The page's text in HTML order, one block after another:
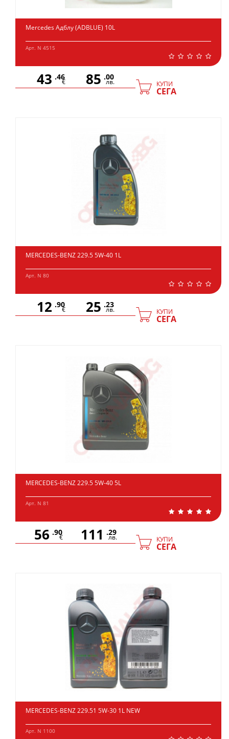
Mercedes Адблу (ADBLUE) 10L
Арт. N 4515
43 .46
€ 85 .00
лв. КУПИ
СЕГА
MERCEDES-BENZ 229.5 5W-40 1L
Арт. N 80
12 .90
€ 25 .23
лв. КУПИ
СЕГА
MERCEDES-BENZ 229.5 5W-40 5L
Арт. N 81
56 .90
€ 111 .29
лв. КУПИ
СЕГА
MERCEDES-BENZ 229.51 5W-30 1L NEW
Арт. N 1100